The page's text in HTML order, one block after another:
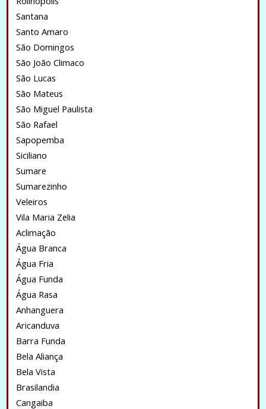
Santana
Santo Amaro
São Domingos
São João Climaco
São Lucas
São Mateus
São Miguel Paulista
São Rafael
Sapopemba
Siciliano
Sumare
Sumarezinho
Veleiros
Vila Maria Zelia
Aclimação
Água Branca
Água Fria
Água Funda
Água Rasa
Anhanguera
Aricanduva
Barra Funda
Bela Aliança
Bela Vista
Brasilandia
Cangaiba